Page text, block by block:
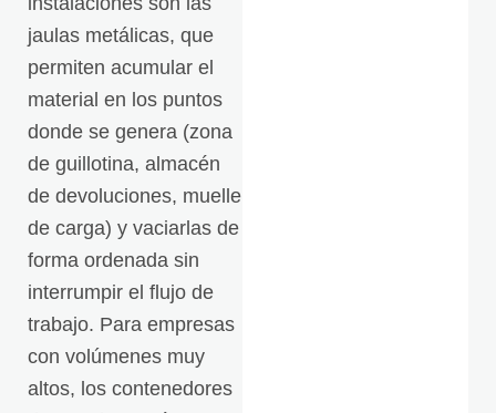
jaulas metálicas, que
permiten acumular el
material en los puntos
donde se genera (zona
de guillotina, almacén
de devoluciones, muelle
de carga) y vaciarlas de
forma ordenada sin
interrumpir el flujo de
trabajo. Para empresas
con volúmenes muy
altos, los contenedores